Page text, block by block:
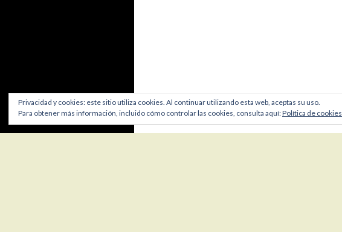
Privacidad y cookies: este sitio utiliza cookies. Al continuar utilizando esta web, aceptas su uso.
Para obtener más información, incluido cómo controlar las cookies, consulta aquí:Política de cookies